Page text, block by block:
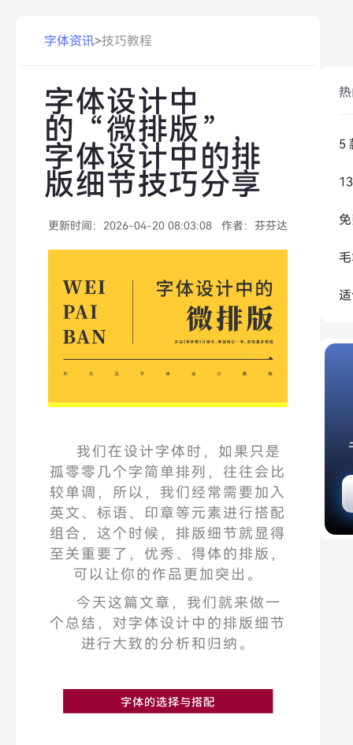
字体资讯>技巧教程
字体设计中
的“微排版”，
字体设计中的排
版细节技巧分享
更新时间： 2026-04-20 08:03:08 作者： 芬芬达
我们在设计字体时，如果只是
孤零零几个字简单排列，往往会比
较单调，所以，我们经常需要加入
英文、标语、印章等元素进行搭配
组合，这个时候，排版细节就显得
至关重要了，优秀、得体的排版，
可以让你的作品更加突出。
今天这篇文章，我们就来做一
个总结，对字体设计中的排版细节
进行大致的分析和归纳。